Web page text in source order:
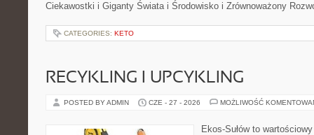
Ciekawostki i Giganty Świata i Środowisko i Zrównoważony
CATEGORIES: KETO
RECYKLING I UPCYKLING
POSTED BY ADMIN CZE - 27 - 2026 MOŻLIWOŚĆ
Ekos-Sułów to